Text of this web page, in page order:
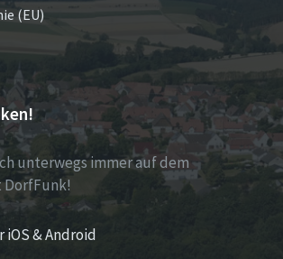
(EU)
unterwegs immer auf dem
DorfFunk!
& Android